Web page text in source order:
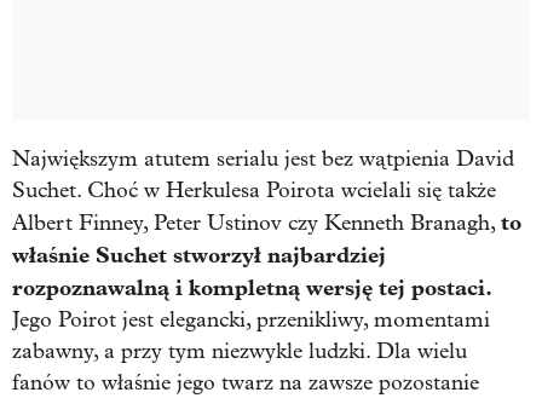
Największym atutem serialu jest bez wątpienia David
Suchet. Choć w Herkulesa Poirota wcielali się także
Albert Finney, Peter Ustinov czy Kenneth Branagh,to
właśnie Suchet stworzył najbardziej
rozpoznawalną i kompletną wersję tej postaci.
Jego Poirot jest elegancki, przenikliwy, momentami
zabawny, a przy tym niezwykle ludzki. Dla wielu
fanów to właśnie jego twarz na zawsze pozostanie